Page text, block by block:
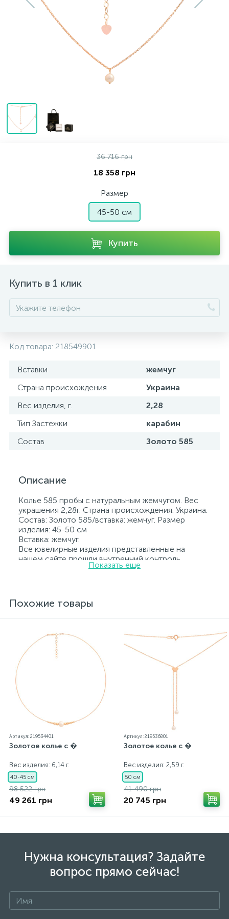
36 716 грн
18 358 грн
Размер
45-50 см
Купить
Купить в 1 клик
Код товара: 218549901
Вставки
жемчуг
Страна происхождения
Украина
Вес изделия, г.
2,28
Тип Застежки
карабин
Состав
Золото 585
Описание
Колье 585 пробы с натуральным жемчугом. Вес
украшения 2,28г. Страна происхождения: Украина.
Состав: Золото 585/вставка: жемчуг. Размер
изделия: 45-50 см
Вставка: жемчуг.
Все ювелирные изделия представленные на
нашем сайте прошли внутренний контроль
качества, а также контроль государственной
указанием всех параметров.*Цвета изделий на
экрана
Показать еще
Похожие товары
Артикул: 219534401
Золотое колье с �
Вес изделия: 6,14 г.
40-45 см
98 522 грн
49 261 грн
Артикул: 219536801
Золотое колье с �
Вес изделия: 2,59 г.
50 см
41 490 грн
20 745 грн
Серебряные колье
Серебряные цепочки
Серебряные сувениры
Золотые серьги
Нужна консультация? Задайте
вопрос прямо сейчас!